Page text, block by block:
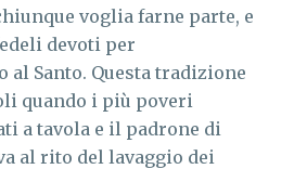
voglia farne parte, e
devoti per
Santo. Questa tradizione
quando i più poveri
a tavola e il padrone di
al rito del lavaggio dei